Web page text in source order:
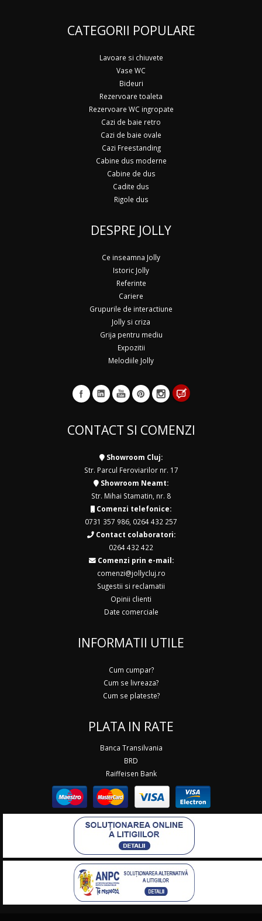
CATEGORII POPULARE
Lavoare si chiuvete
Vase WC
Bideuri
Rezervoare toaleta
Rezervoare WC ingropate
Cazi de baie retro
Cazi de baie ovale
Cazi Freestanding
Cabine dus moderne
Cabine de dus
Cadite dus
Rigole dus
DESPRE JOLLY
Ce inseamna Jolly
Istoric Jolly
Referinte
Cariere
Grupurile de interactiune
Jolly si criza
Grija pentru mediu
Expozitii
Melodiile Jolly
CONTACT SI COMENZI
Showroom Cluj:
Str. Parcul Feroviarilor nr. 17
Showroom Neamt:
Str. Mihai Stamatin, nr. 8
Comenzi telefonice:
0731 357 986 0264 432 257
Contact colaboratori:
0264 432 422
Comenzi prin e-mail:
comenzi@jollycluj.ro
Sugestii si reclamatii
Opinii clienti
Date comerciale
INFORMATII UTILE
Cum cumpar?
Cum se livreaza?
Cum se plateste?
PLATA IN RATE
Banca Transilvania
BRD
Raiffeisen Bank